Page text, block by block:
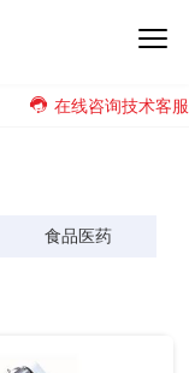
在线咨询技术客服
食品医药